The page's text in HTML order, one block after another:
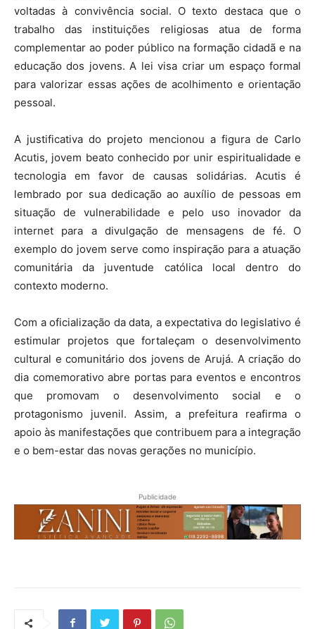
voltadas à convivência social. O texto destaca que o
trabalho das instituições religiosas atua de forma
complementar ao poder público na formação cidadã e na
educação dos jovens. A lei visa criar um espaço formal
para valorizar essas ações de acolhimento e orientação
pessoal.
A justificativa do projeto mencionou a figura de Carlo
Acutis, jovem beato conhecido por unir espiritualidade e
tecnologia em favor de causas solidárias. Acutis é
lembrado por sua dedicação ao auxílio de pessoas em
situação de vulnerabilidade e pelo uso inovador da
internet para a divulgação de mensagens de fé. O
exemplo do jovem serve como inspiração para a atuação
comunitária da juventude católica local dentro do
contexto moderno.
Com a oficialização da data, a expectativa do legislativo é
estimular projetos que fortaleçam o desenvolvimento
cultural e comunitário dos jovens de Arujá. A criação do
dia comemorativo abre portas para eventos e encontros
que promovam o desenvolvimento social e o
protagonismo juvenil. Assim, a prefeitura reafirma o
apoio às manifestações que contribuem para a integração
e o bem-estar das novas gerações no município.
Publicidade